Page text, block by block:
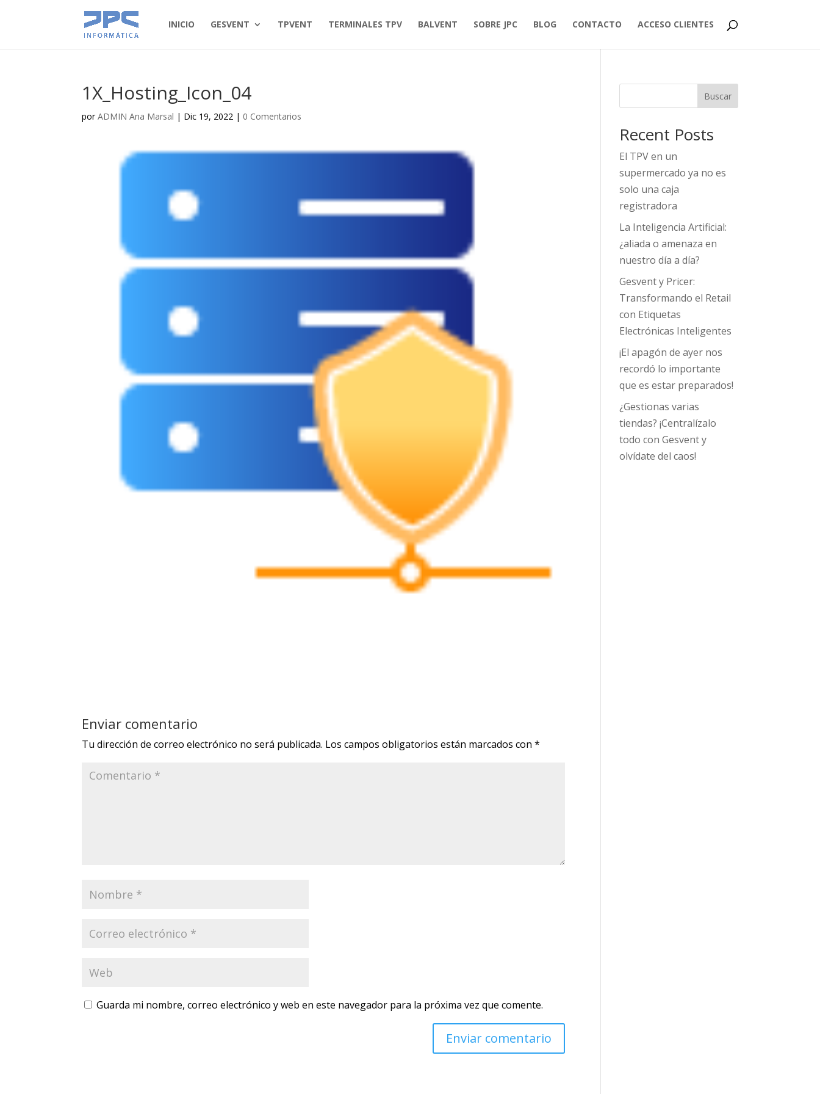
INICIO GESVENT TPVENT TERMINALES TPV BALVENT SOBRE JPC BLOG CONTACTO ACCESO CLIENTES
1X_Hosting_Icon_04
porADMIN Ana Marsal | Dic 19, 2022 | 0 Comentarios
Enviar comentario
Tu dirección de correo electrónico no será publicada. Los campos obligatorios están marcados con*
Guarda mi nombre, correo electrónico y web en este navegador para la próxima vez que comente.
Buscar
Recent Posts
El TPV en un
supermercado ya no es
solo una caja
registradora
La Inteligencia Artificial:
¿aliada o amenaza en
nuestro día a día?
Gesvent y Pricer:
Transformando el Retail
con Etiquetas
Electrónicas Inteligentes
¡El apagón de ayer nos
recordó lo importante
que es estar preparados!
¿Gestionas varias
tiendas? ¡Centralízalo
todo con Gesvent y
olvídate del caos!